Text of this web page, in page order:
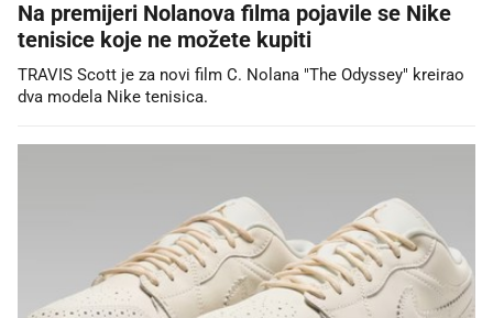
Na premijeri Nolanova filma pojavile se Nike
tenisice koje ne možete kupiti
TRAVIS Scott je za novi film C. Nolana "The Odyssey" kreirao
dva modela Nike tenisica.